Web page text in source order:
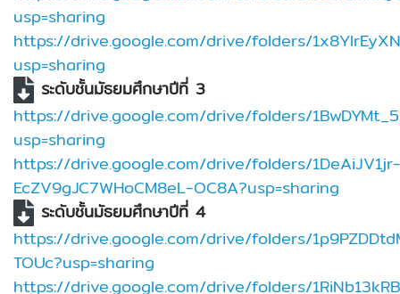
usp=sharing
https://drive.google.com/drive/folders/
usp=sharing
ระดับชั้นมัธยมศึกษาปีที่ 3
https://drive.google.com/drive/folders/
usp=sharing
https://drive.google.com/drive/folders/1DeAiJV1jr-
EcZV9gJC7WHoCM8eL-OC8A?usp=sharing
ระดับชั้นมัธยมศึกษาปีที่ 4
https://drive.google.com/drive/folders/
TOUc?usp=sharing
https://drive.google.com/drive/folders/